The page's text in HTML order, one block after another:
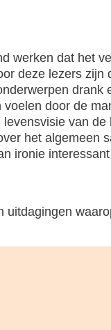
werken dat het
deze lezers
door de
van
het algemeen
ironie